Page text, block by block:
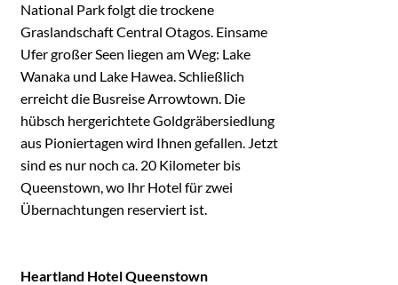
National Park folgt die trockene
Graslandschaft Central Otagos. Einsame
Ufer großer Seen liegen am Weg: Lake
Wanaka und Lake Hawea. Schließlich
erreicht die Busreise Arrowtown. Die
hübsch hergerichtete Goldgräbersiedlung
aus Pioniertagen wird Ihnen gefallen. Jetzt
sind es nur noch ca. 20 Kilometer bis
Queenstown, wo Ihr Hotel für zwei
Übernachtungen reserviert ist.
Heartland Hotel Queenstown